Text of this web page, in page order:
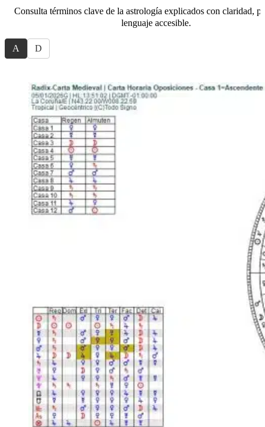
Consulta términos clave de la astrología explicados con claridad,
lenguaje accesible.
A D